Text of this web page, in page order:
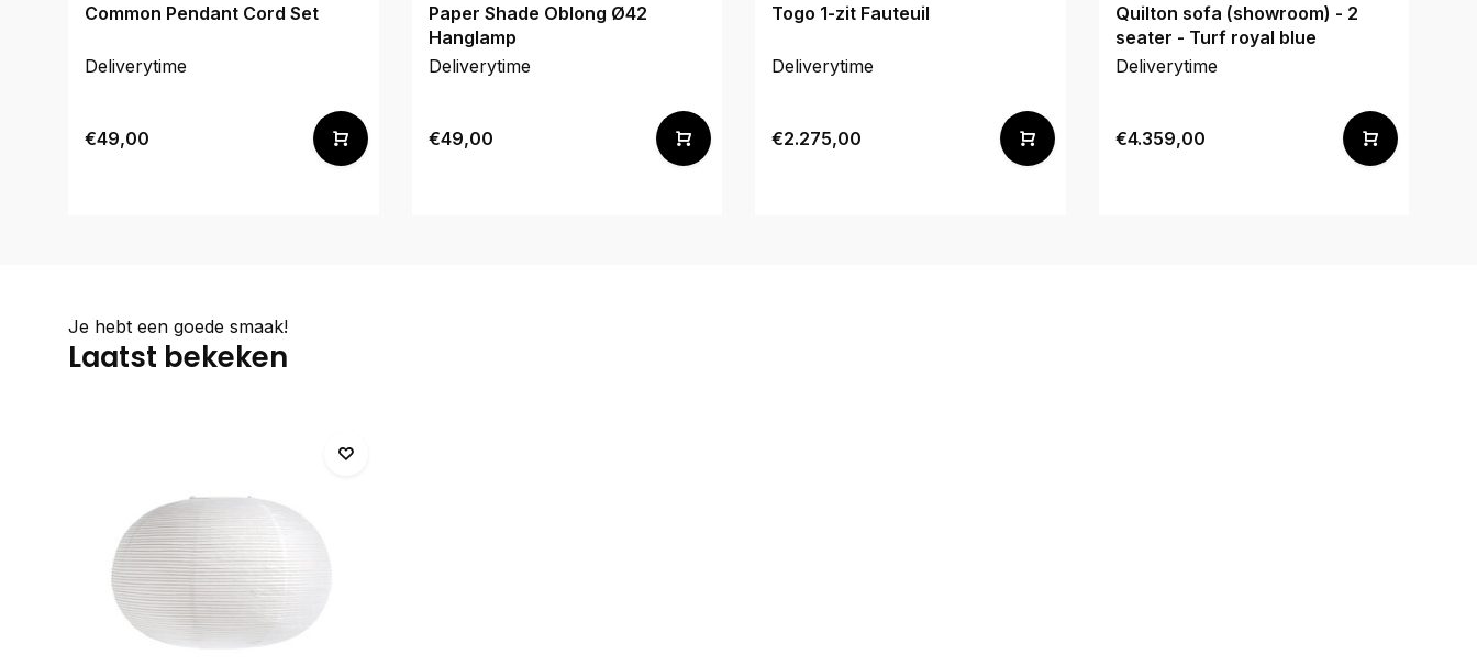
Common Pendant Cord Set
Deliverytime
€49,00
Paper Shade Oblong Ø42
Hanglamp
Deliverytime
€49,00
Togo 1-zit Fauteuil
Deliverytime
€2.275,00
Quilton sofa (showroom) - 2
seater - Turf royal blue
Deliverytime
€4.359,00
Je hebt een goede smaak!
Laatst bekeken